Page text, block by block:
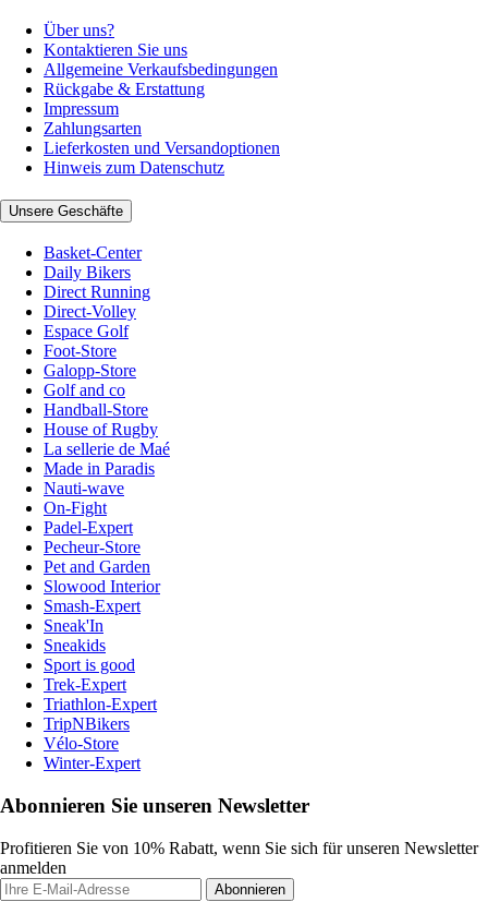
Über uns?
Kontaktieren Sie uns
Allgemeine Verkaufsbedingungen
Rückgabe & Erstattung
Impressum
Zahlungsarten
Lieferkosten und Versandoptionen
Hinweis zum Datenschutz
Unsere Geschäfte
Basket-Center
Daily Bikers
Direct Running
Direct-Volley
Espace Golf
Foot-Store
Galopp-Store
Golf and co
Handball-Store
House of Rugby
La sellerie de Maé
Made in Paradis
Nauti-wave
On-Fight
Padel-Expert
Pecheur-Store
Pet and Garden
Slowood Interior
Smash-Expert
Sneak'In
Sneakids
Sport is good
Trek-Expert
Triathlon-Expert
TripNBikers
Vélo-Store
Winter-Expert
Abonnieren Sie unseren Newsletter
Profitieren Sie von 10% Rabatt, wenn Sie sich für unseren Newsletter
anmelden
Abonnieren